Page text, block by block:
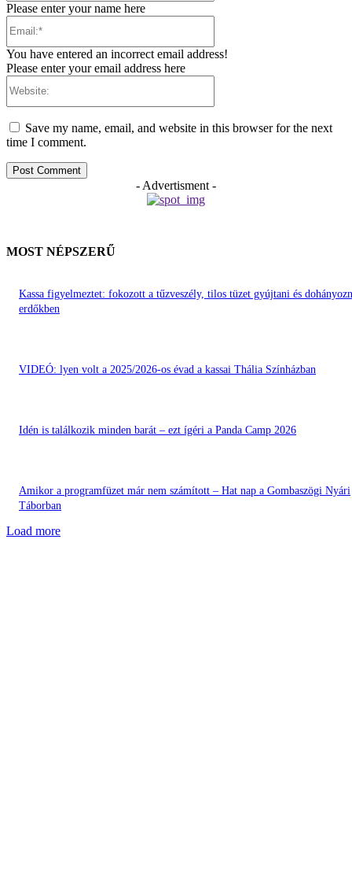
Please enter your name here
You have entered an incorrect email address!
Please enter your email address here
Save my name, email, and website in this browser for the next
time I comment.
- Advertisment -
MOST NÉPSZERŰ
Kassa figyelmeztet: fokozott a tűzveszély, tilos tüzet gyújtani és
erdőkben
VIDEÓ: lyen volt a 2025/2026-os évad a kassai Thália Színházban
Idén is találkozik minden barát – ezt ígéri a Panda Camp 2026
Amikor a programfüzet már nem számított – Hat nap a Gombaszögi Nyári
Táborban
Load more